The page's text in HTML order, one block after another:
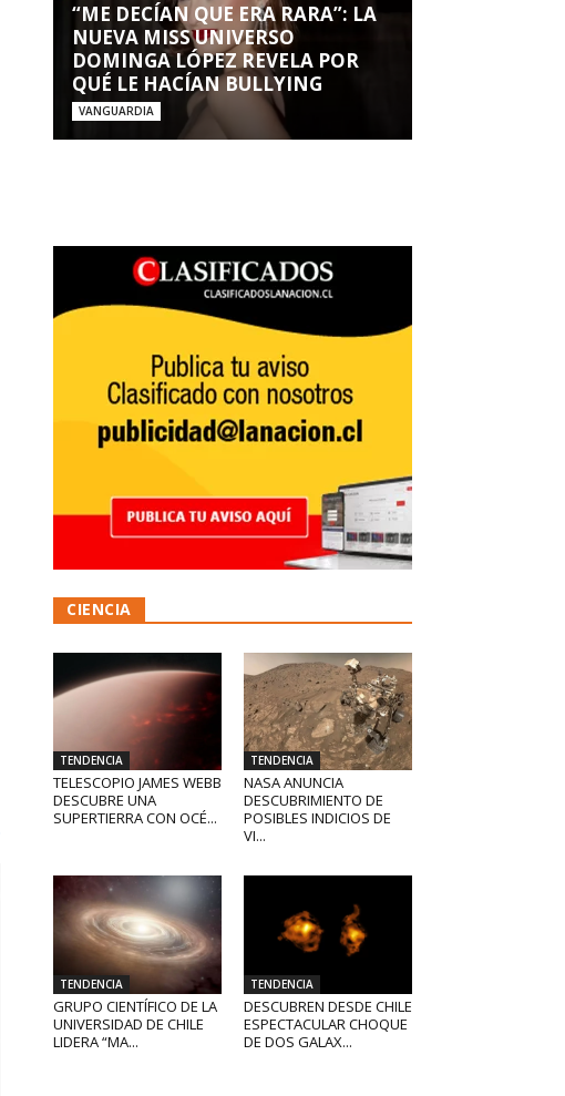
“ME DECÍAN QUE ERA RARA”: LA
NUEVA MISS UNIVERSO
DOMINGA LÓPEZ REVELA POR
QUÉ LE HACÍAN BULLYING
VANGUARDIA
CIENCIA
TENDENCIA
TELESCOPIO JAMES WEBB
DESCUBRE UNA
SUPERTIERRA CON OCÉ...
TENDENCIA
NASA ANUNCIA
DESCUBRIMIENTO DE
POSIBLES INDICIOS DE
VI...
TENDENCIA
GRUPO CIENTÍFICO DE LA
UNIVERSIDAD DE CHILE
LIDERA “MA...
TENDENCIA
DESCUBREN DESDE CHILE
ESPECTACULAR CHOQUE
DE DOS GALAX...